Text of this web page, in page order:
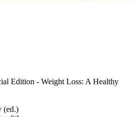
Edition - Weight Loss: A Healthy
(ed.)